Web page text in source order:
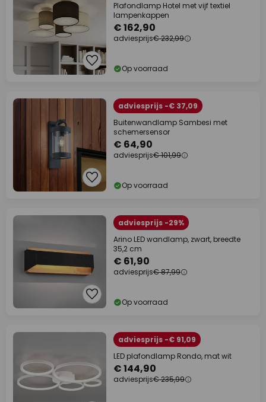
Plafondlamp Hotel met vijf textiel
lampenkappen
€ 162,90
adviesprijs€ 232,99
Op voorraad
adviesprijs -€ 37,09
Buitenwandlamp Sambesi met
schemersensor
€ 64,90
adviesprijs€ 101,99
Op voorraad
adviesprijs -29%
Arino LED wandlamp, zwart, breedte
35,2 cm
€ 61,90
adviesprijs€ 87,99
Op voorraad
adviesprijs -€ 91,09
LED plafondlamp Rondo, mat wit
€ 144,90
adviesprijs€ 235,99